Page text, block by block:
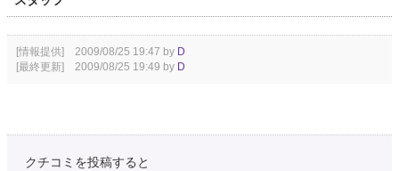
[情報提供] 2009/08/25 19:47 by D
[最終更新] 2009/08/25 19:49 by D
クチコミを投稿すると